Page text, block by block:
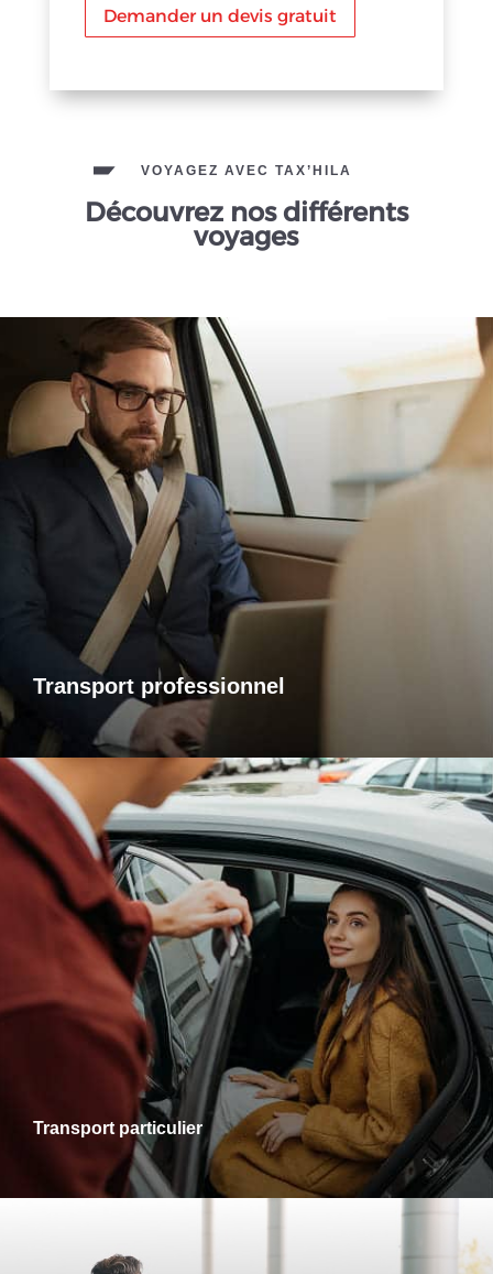
Demander un devis gratuit
VOYAGEZ AVEC TAX’HILA
Découvrez nos différents
voyages
Transport professionnel
Transports professionnels
Je vous propose un service de transport dédié aux
déplacements d’affaires, adapté à vos besoins et à vos
contraintes. Que ce soit pour un rendez-vous, une réunion
ou bien un évènement, profitez d’un service ponctuel, discret
et confortable.
Transport particulier
Transports particuliers
Que ce soit pour une sortie en ville, une visite chez des
proches ou un rendez-vous personnel, je vous accompagne
dans tous vos trajets avec fiabilité et confort. Profitez d’un
service adapté à vos besoins, alliant ponctualité et
disponibilité.